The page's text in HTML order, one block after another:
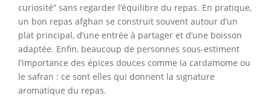
curiosité” sans regarder l’équilibre du repas. En pratique,
un bon repas afghan se construit souvent autour d’un
plat principal, d’une entrée à partager et d’une boisson
adaptée. Enfin, beaucoup de personnes sous-estiment
l’importance des épices douces comme la cardamome ou
le safran : ce sont elles qui donnent la signature
aromatique du repas.